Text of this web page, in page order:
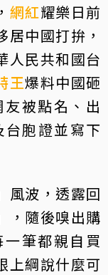
網紅耀樂日前
中國打拚，
人民共和國台
王爆料中國砸
被點名、出
胞證並寫下
風波，透露回
，隨後嗅出購
筆都親自買
上綱說什麼可